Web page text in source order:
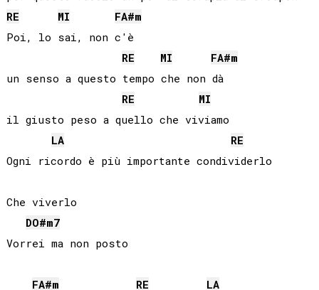
RE
MI FA#m
Poi, lo sai, non c'è
RE
MI FA#m
un senso a questo tempo che non dà
RE
MI
il giusto peso a quello che viviamo
LA
RE
Ogni ricordo è più importante condividerlo
Che viverlo
DO#m7
Vorrei ma non posto
FA#m RE LA